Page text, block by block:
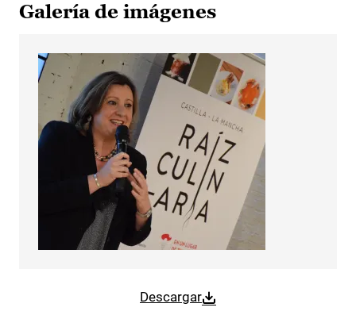
Galería de imágenes
Descargar